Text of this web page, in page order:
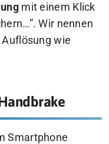
mit einem Klick
Wir nennen
Auflösung wie
Smartphone